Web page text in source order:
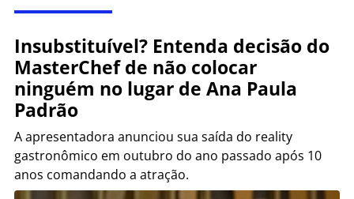
Insubstituível? Entenda decisão do
MasterChef de não colocar
ninguém no lugar de Ana Paula
Padrão
A apresentadora anunciou sua saída do reality
gastronômico em outubro do ano passado após 10
anos comandando a atração.